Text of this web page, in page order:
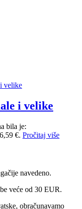
i velike
bila je:
€. Pročitaj više
navedeno.
veće od 30 EUR.
obračunavamo